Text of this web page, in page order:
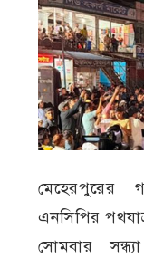
মেহেরপুরের
এনসিপির
সোমবার